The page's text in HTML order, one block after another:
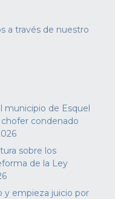
a través de nuestro
municipio de Esquel
condenado
sobre los
de la Ley
y empieza juicio por